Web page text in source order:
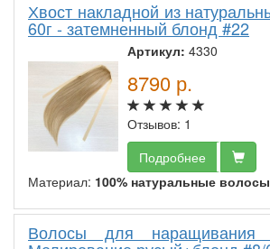
Хвост накладной из
60г - затемненный блонд #22
Артикул: 4330
8790 р.
Отзывов: 1
Подробнее
Материал: 100% натуральные
Волосы для